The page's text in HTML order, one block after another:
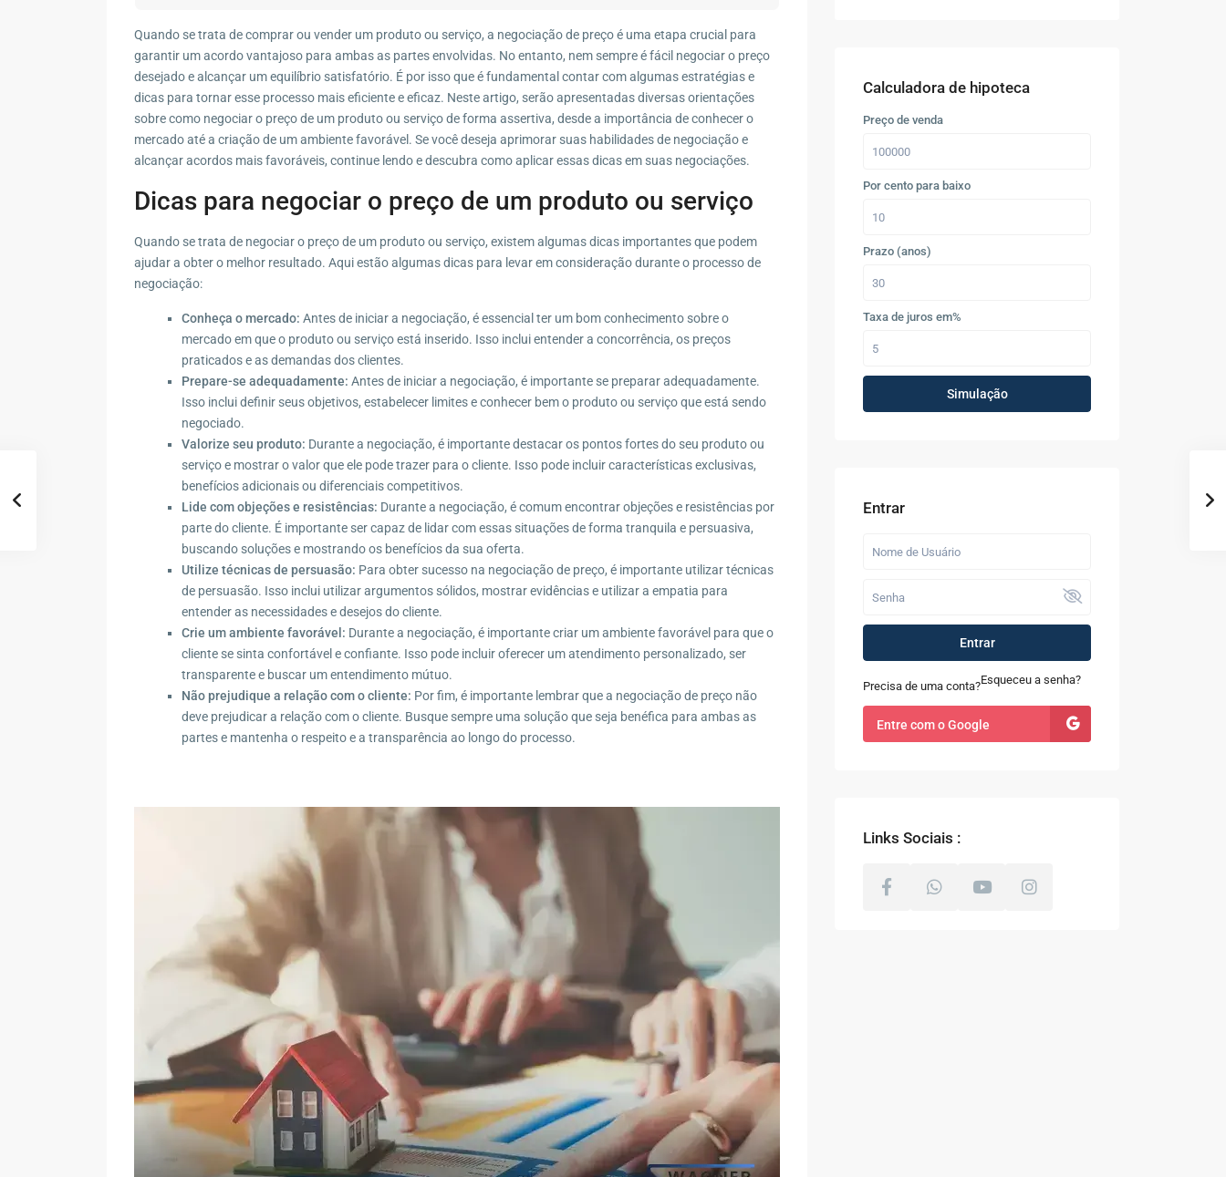
Quando se trata de comprar ou vender um produto ou serviço, a negociação de preço é uma etapa crucial para
garantir um acordo vantajoso para ambas as partes envolvidas. No entanto, nem sempre é fácil negociar o preço
desejado e alcançar um equilíbrio satisfatório. É por isso que é fundamental contar com algumas estratégias e
dicas para tornar esse processo mais eficiente e eficaz. Neste artigo, serão apresentadas diversas orientações
sobre como negociar o preço de um produto ou serviço de forma assertiva, desde a importância de conhecer o
mercado até a criação de um ambiente favorável. Se você deseja aprimorar suas habilidades de negociação e
alcançar acordos mais favoráveis, continue lendo e descubra como aplicar essas dicas em suas negociações.
Dicas para negociar o preço de um produto ou serviço
Quando se trata de negociar o preço de um produto ou serviço, existem algumas dicas importantes que podem
ajudar a obter o melhor resultado. Aqui estão algumas dicas para levar em consideração durante o processo de
negociação:
Conheça o mercado: Antes de iniciar a negociação, é essencial ter um bom conhecimento sobre o
mercado em que o produto ou serviço está inserido. Isso inclui entender a concorrência, os preços
praticados e as demandas dos clientes.
Prepare-se adequadamente: Antes de iniciar a negociação, é importante se preparar adequadamente.
Isso inclui definir seus objetivos, estabelecer limites e conhecer bem o produto ou serviço que está sendo
negociado.
Valorize seu produto: Durante a negociação, é importante destacar os pontos fortes do seu produto ou
serviço e mostrar o valor que ele pode trazer para o cliente. Isso pode incluir características exclusivas,
benefícios adicionais ou diferenciais competitivos.
Lide com objeções e resistências: Durante a negociação, é comum encontrar objeções e resistências por
parte do cliente. É importante ser capaz de lidar com essas situações de forma tranquila e persuasiva,
buscando soluções e mostrando os benefícios da sua oferta.
Utilize técnicas de persuasão: Para obter sucesso na negociação de preço, é importante utilizar técnicas
de persuasão. Isso inclui utilizar argumentos sólidos, mostrar evidências e utilizar a empatia para
entender as necessidades e desejos do cliente.
Crie um ambiente favorável: Durante a negociação, é importante criar um ambiente favorável para que o
cliente se sinta confortável e confiante. Isso pode incluir oferecer um atendimento personalizado, ser
transparente e buscar um entendimento mútuo.
Não prejudique a relação com o cliente: Por fim, é importante lembrar que a negociação de preço não
deve prejudicar a relação com o cliente. Busque sempre uma solução que seja benéfica para ambas as
partes e mantenha o respeito e a transparência ao longo do processo.
Calculadora de hipoteca
Preço de venda
Por cento para baixo
Prazo (anos)
Taxa de juros em%
Simulação
Entrar
Entrar
Precisa de uma conta?Esqueceu a senha?
Entre com o Google
Links Sociais :